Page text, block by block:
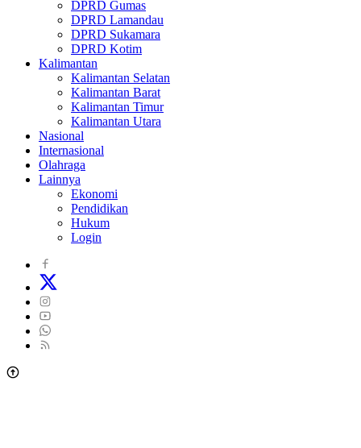
DPRD Gumas
DPRD Lamandau
DPRD Sukamara
DPRD Kotim
Kalimantan
Kalimantan Selatan
Kalimantan Barat
Kalimantan Timur
Kalimantan Utara
Nasional
Internasional
Olahraga
Lainnya
Ekonomi
Pendidikan
Hukum
Login